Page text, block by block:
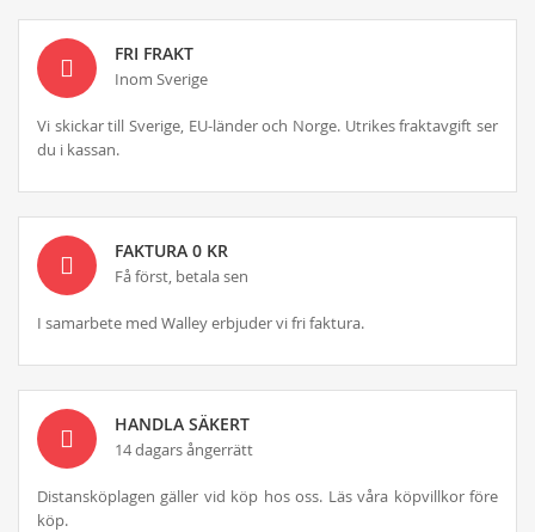
FRI FRAKT
Inom Sverige
Vi skickar till Sverige, EU-länder och Norge. Utrikes fraktavgift ser
du i kassan.
FAKTURA 0 KR
Få först, betala sen
I samarbete med Walley erbjuder vi fri faktura.
HANDLA SÄKERT
14 dagars ångerrätt
Distansköplagen gäller vid köp hos oss. Läs våra köpvillkor före
köp.